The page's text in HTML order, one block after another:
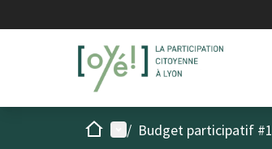
AccueilMenu principal
/ Budget participatif #1